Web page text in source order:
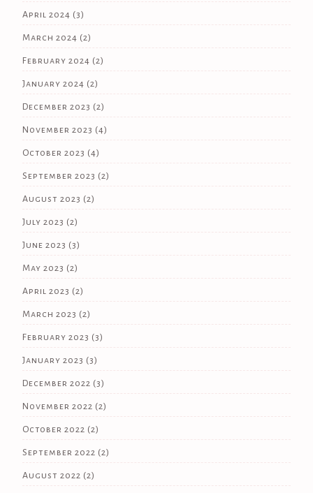
April 2024 (3)
March 2024 (2)
February 2024 (2)
January 2024 (2)
December 2023 (2)
November 2023 (4)
October 2023 (4)
September 2023 (2)
August 2023 (2)
July 2023 (2)
June 2023 (3)
May 2023 (2)
April 2023 (2)
March 2023 (2)
February 2023 (3)
January 2023 (3)
December 2022 (3)
November 2022 (2)
October 2022 (2)
September 2022 (2)
August 2022 (2)